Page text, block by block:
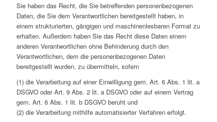
Sie haben das Recht, die Sie betreffenden personenbezogenen
Daten, die Sie dem Verantwortlichen bereitgestellt haben, in
einem strukturierten, gängigen und maschinenlesbaren Format zu
erhalten. Außerdem haben Sie das Recht diese Daten einem
anderen Verantwortlichen ohne Behinderung durch den
Verantwortlichen, dem die personenbezogenen Daten
bereitgestellt wurden, zu übermitteln, sofern
(1) die Verarbeitung auf einer Einwilligung gem. Art. 6 Abs. 1 lit. a
DSGVO oder Art. 9 Abs. 2 lit. a DSGVO oder auf einem Vertrag
gem. Art. 6 Abs. 1 lit. b DSGVO beruht und
(2) die Verarbeitung mithilfe automatisierter Verfahren erfolgt.